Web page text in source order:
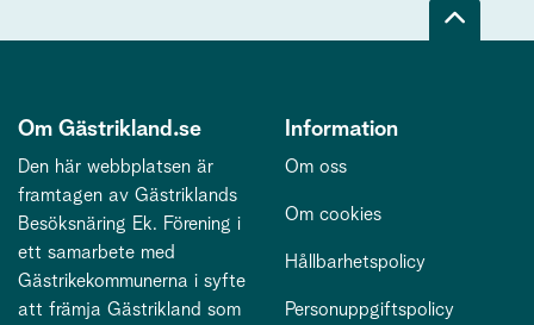
Om Gästrikland.se
Den här webbplatsen är
framtagen av Gästriklands
Besöksnäring Ek. Förening i
ett samarbete med
Gästrikekommunerna i syfte
att främja Gästrikland som
Information
Om oss
Om cookies
Hållbarhetspolicy
Personuppgiftspolicy